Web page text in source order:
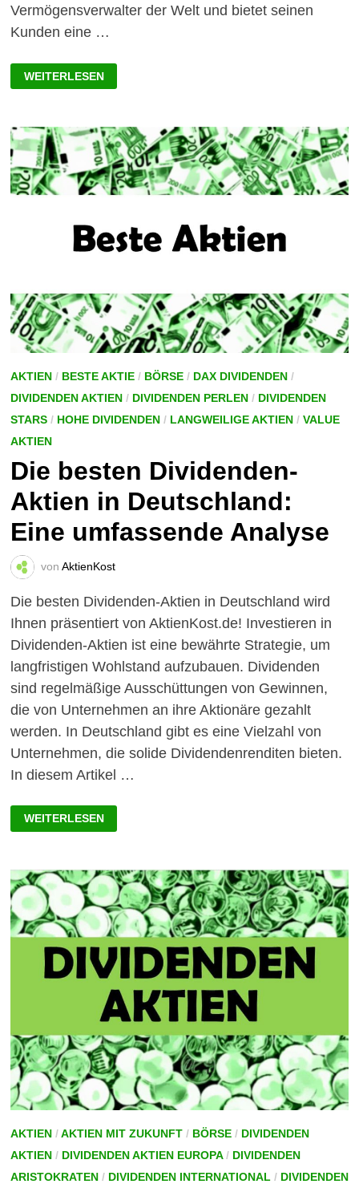
Vermögensverwalter der Welt und bietet seinen
Kunden eine …
AKTIENANALYSE
ZUR
BLACKROCK-
FÜHREND
IN
DER
GLOBALEN
VERMÖGENSVERWALTUNG
WEITERLESEN
AKTIEN/ BESTE AKTIE/ BÖRSE/ DAX DIVIDENDEN/
DIVIDENDEN AKTIEN/ DIVIDENDEN PERLEN/ DIVIDENDEN
STARS/ HOHE DIVIDENDEN/ LANGWEILIGE AKTIEN/ VALUE
AKTIEN
Die besten Dividenden-
Aktien in Deutschland:
Eine umfassende Analyse
von AktienKost
Die besten Dividenden-Aktien in Deutschland wird
Ihnen präsentiert von AktienKost.de! Investieren in
Dividenden-Aktien ist eine bewährte Strategie, um
langfristigen Wohlstand aufzubauen. Dividenden
sind regelmäßige Ausschüttungen von Gewinnen,
die von Unternehmen an ihre Aktionäre gezahlt
werden. In Deutschland gibt es eine Vielzahl von
Unternehmen, die solide Dividendenrenditen bieten.
In diesem Artikel …
DIE
BESTEN
DIVIDENDEN-
DEUTSCHLAND:
EINE
UMFASSENDE
ANALYSE
WEITERLESEN
AKTIEN/AKTIEN MIT ZUKUNFT/ BÖRSE/ DIVIDENDEN
AKTIEN/ DIVIDENDEN AKTIEN EUROPA/ DIVIDENDEN
ARISTOKRATEN/ DIVIDENDEN INTERNATIONAL / DIVIDENDEN